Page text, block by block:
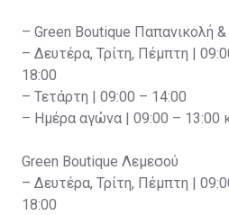
– Green Boutique Παπανικολή
– Δευτέρα, Τρίτη, Πέμπτη |
18:00
– Τετάρτη | 09:00 – 14:00
– Ημέρα αγώνα | 09:00 – 13:00
Green Boutique Λεμεσού
– Δευτέρα, Τρίτη, Πέμπτη |
18:00